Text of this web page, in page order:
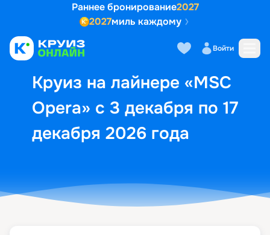
Раннее бронирование2027
2027миль каждому
Войти
Круиз на лайнере «MSC
Opera» с 3 декабря по 17
декабря 2026 года
Выбор кают Маршрут и